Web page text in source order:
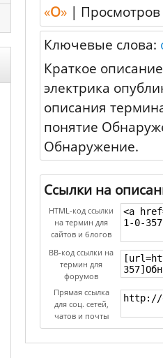
«О» |
Ключевые слова:
Краткое
электрика
описания
понятие
Обнаружение.
Ссылки на
HTML-код ссылки
на термин для
сайтов и блогов
BB-код ссылки на
термин для
форумов
Прямая ссылка
для соц. сетей,
чатов и почты